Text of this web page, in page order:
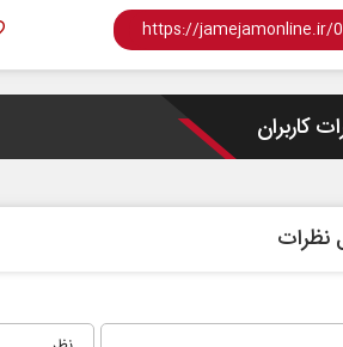
کاربران
نظرات